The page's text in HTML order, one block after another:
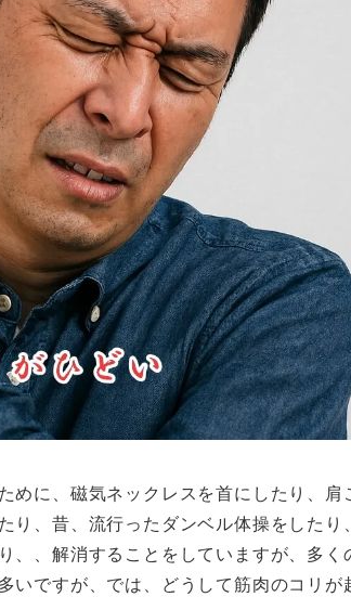
めに、磁気ネックレスを首にしたり、肩
、昔、流行ったダンベル体操をしたり
、、解消することをしていますが、多く
いですが、では、どうして筋肉のコリが